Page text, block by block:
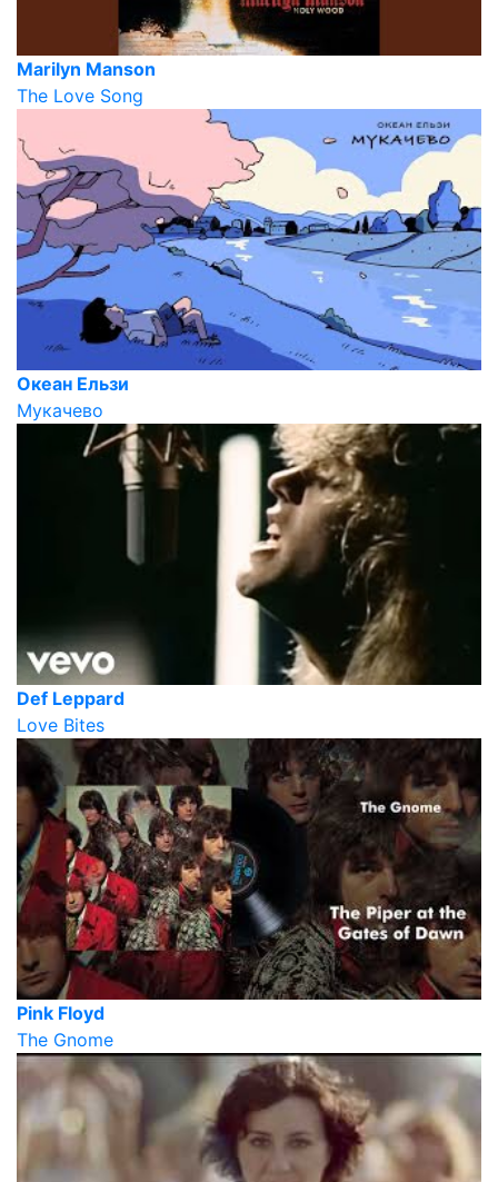
Marilyn Manson
The Love Song
Океан Ельзи
Мукачево
Def Leppard
Love Bites
Pink Floyd
The Gnome